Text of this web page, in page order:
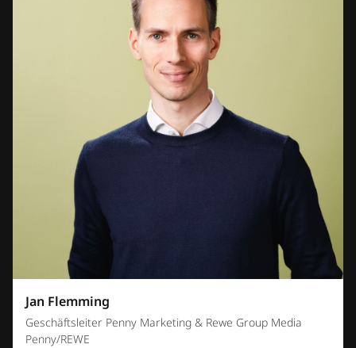
Jan Flemming
Geschäftsleiter Penny Marketing & Rewe Group Media
Penny/REWE